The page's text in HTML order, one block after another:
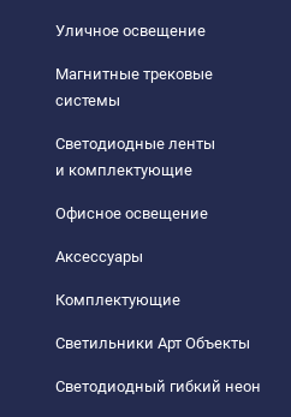
Уличное освещение
Магнитные трековые
системы
Светодиодные ленты
и комплектующие
Офисное освещение
Аксессуары
Комплектующие
Светильники Арт Объекты
Светодиодный гибкий неон